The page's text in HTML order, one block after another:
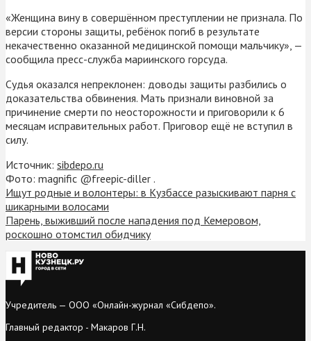
«Женщина вину в совершённом преступлении не признала. По
версии стороны защиты, ребёнок погиб в результате
некачественно оказанной медицинской помощи мальчику», —
сообщила пресс-служба мариинского горсуда.
Судья оказался непреклонен: доводы защиты разбились о
доказательства обвинения. Мать признали виновной за
причинение смерти по неосторожности и приговорили к 6
месяцам исправительных работ. Приговор ещё не вступил в
силу.
Источник: sibdepo.ru
Фото: magnific @freepic-diller .
Ищут родные и волонтеры: в Кузбассе разыскивают парня с
шикарными волосами
Парень, выживший после нападения под Кемеровом,
роскошно отомстил обидчику
Учредитель — ООО «Онлайн-журнал «Сибдепо».
Главный редактор - Макаров Г.Н.